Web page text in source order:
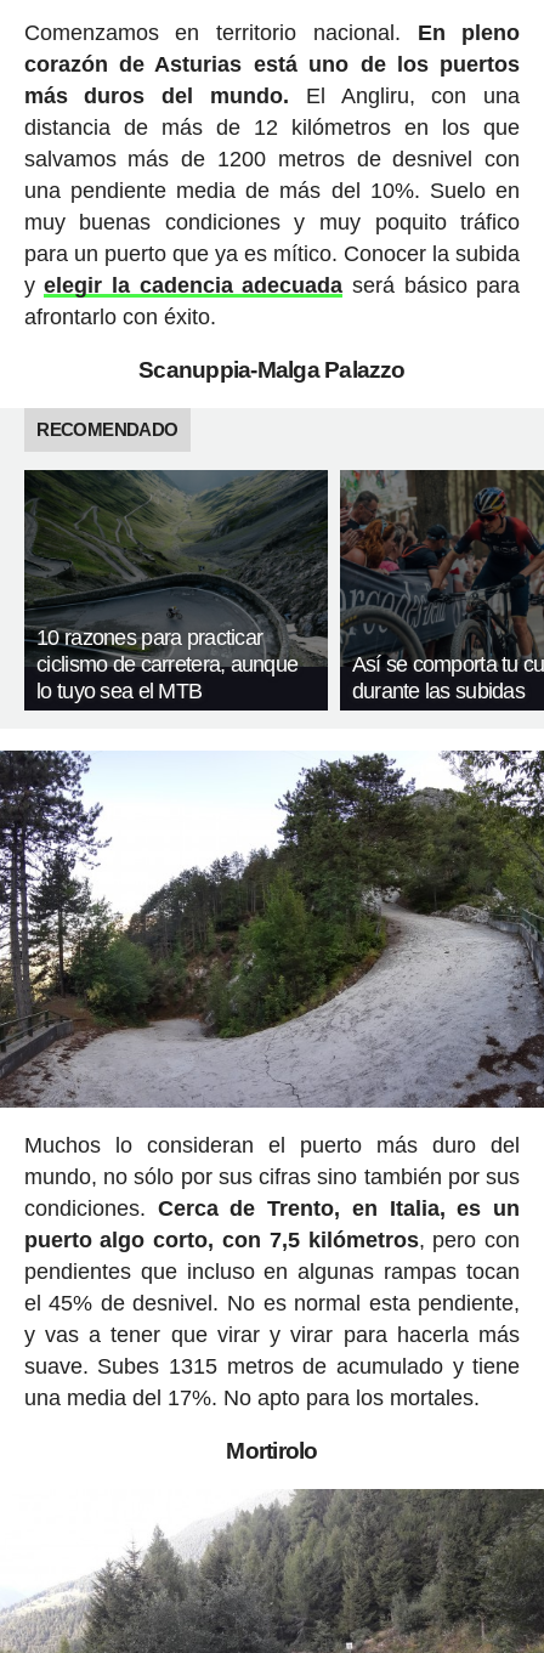
Comenzamos en territorio nacional. En pleno
corazón de Asturias está uno de los puertos
más duros del mundo. El Angliru, con una
distancia de más de 12 kilómetros en los que
salvamos más de 1200 metros de desnivel con
una pendiente media de más del 10%. Suelo en
muy buenas condiciones y muy poquito tráfico
para un puerto que ya es mítico. Conocer la subida
yelegir la cadencia adecuada será básico para
afrontarlo con éxito.
Scanuppia-Malga Palazzo
RECOMENDADO
10 razones para practicar
ciclismo de carretera, aunque
lo tuyo sea el MTB
Así se comporta tu
durante las subidas
Muchos lo consideran el puerto más duro del
mundo, no sólo por sus cifras sino también por sus
condiciones. Cerca de Trento, en Italia, es un
puerto algo corto, con 7,5 kilómetros, pero con
pendientes que incluso en algunas rampas tocan
el 45% de desnivel. No es normal esta pendiente,
y vas a tener que virar y virar para hacerla más
suave. Subes 1315 metros de acumulado y tiene
una media del 17%. No apto para los mortales.
Mortirolo